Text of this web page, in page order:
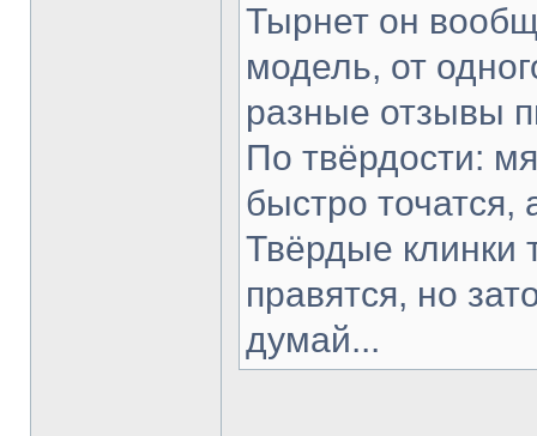
Тырнет он
модель, от
разные отзывы
По твёрдости:
быстро точатся,
Твёрдые клинки
правятся, но
думай...